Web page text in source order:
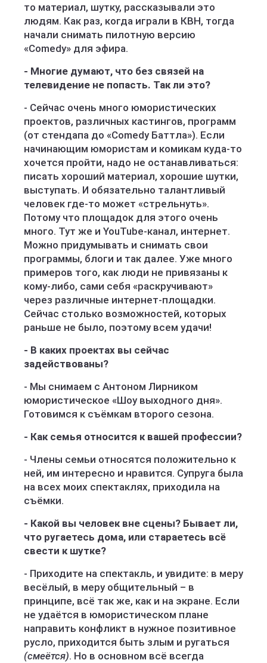
то материал, шутку, рассказывали это
людям. Как раз, когда играли в КВН, тогда
начали снимать пилотную версию
«Comedy» для эфира.
- Многие думают, что без связей на
телевидение не попасть. Так ли это?
- Сейчас очень много юмористических
проектов, различных кастингов, программ
(от стендапа до «Comedy Баттла»). Если
начинающим юмористам и комикам куда-то
хочется пройти, надо не останавливаться:
писать хороший материал, хорошие шутки,
выступать. И обязательно талантливый
человек где-то может «стрельнуть».
Потому что площадок для этого очень
много. Тут же и YouTube-канал, интернет.
Можно придумывать и снимать свои
программы, блоги и так далее. Уже много
примеров того, как люди не привязаны к
кому-либо, сами себя «раскручивают»
через различные интернет-площадки.
Сейчас столько возможностей, которых
раньше не было, поэтому всем удачи!
- В каких проектах вы сейчас
задействованы?
- Мы снимаем с Антоном Лирником
юмористическое «Шоу выходного дня».
Готовимся к съёмкам второго сезона.
- Как семья относится к вашей профессии?
- Члены семьи относятся положительно к
ней, им интересно и нравится. Супруга была
на всех моих спектаклях, приходила на
съёмки.
- Какой вы человек вне сцены? Бывает ли,
что ругаетесь дома, или стараетесь всё
свести к шутке?
- Приходите на спектакль, и увидите: в меру
весёлый, в меру общительный – в
принципе, всё так же, как и на экране. Если
не удаётся в юмористическом плане
направить конфликт в нужное позитивное
русло, приходится быть злым и ругаться
(смеётся). Но в основном всё всегда